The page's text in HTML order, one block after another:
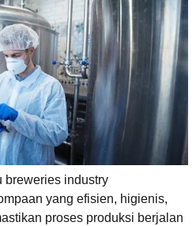
breweries industry
yang efisien, higienis,
proses produksi berjalan